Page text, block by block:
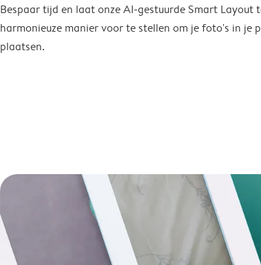
Bespaar tijd en laat onze AI-gestuurde Smart Layout
harmonieuze manier voor te stellen om je foto's in je
plaatsen.